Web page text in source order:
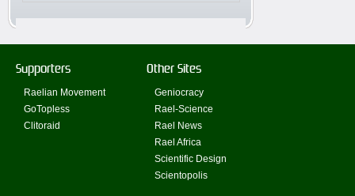
Supporters
Raelian Movement
GoTopless
Clitoraid
Other Sites
Geniocracy
Rael-Science
Rael News
Rael Africa
Scientific Design
Scientopolis